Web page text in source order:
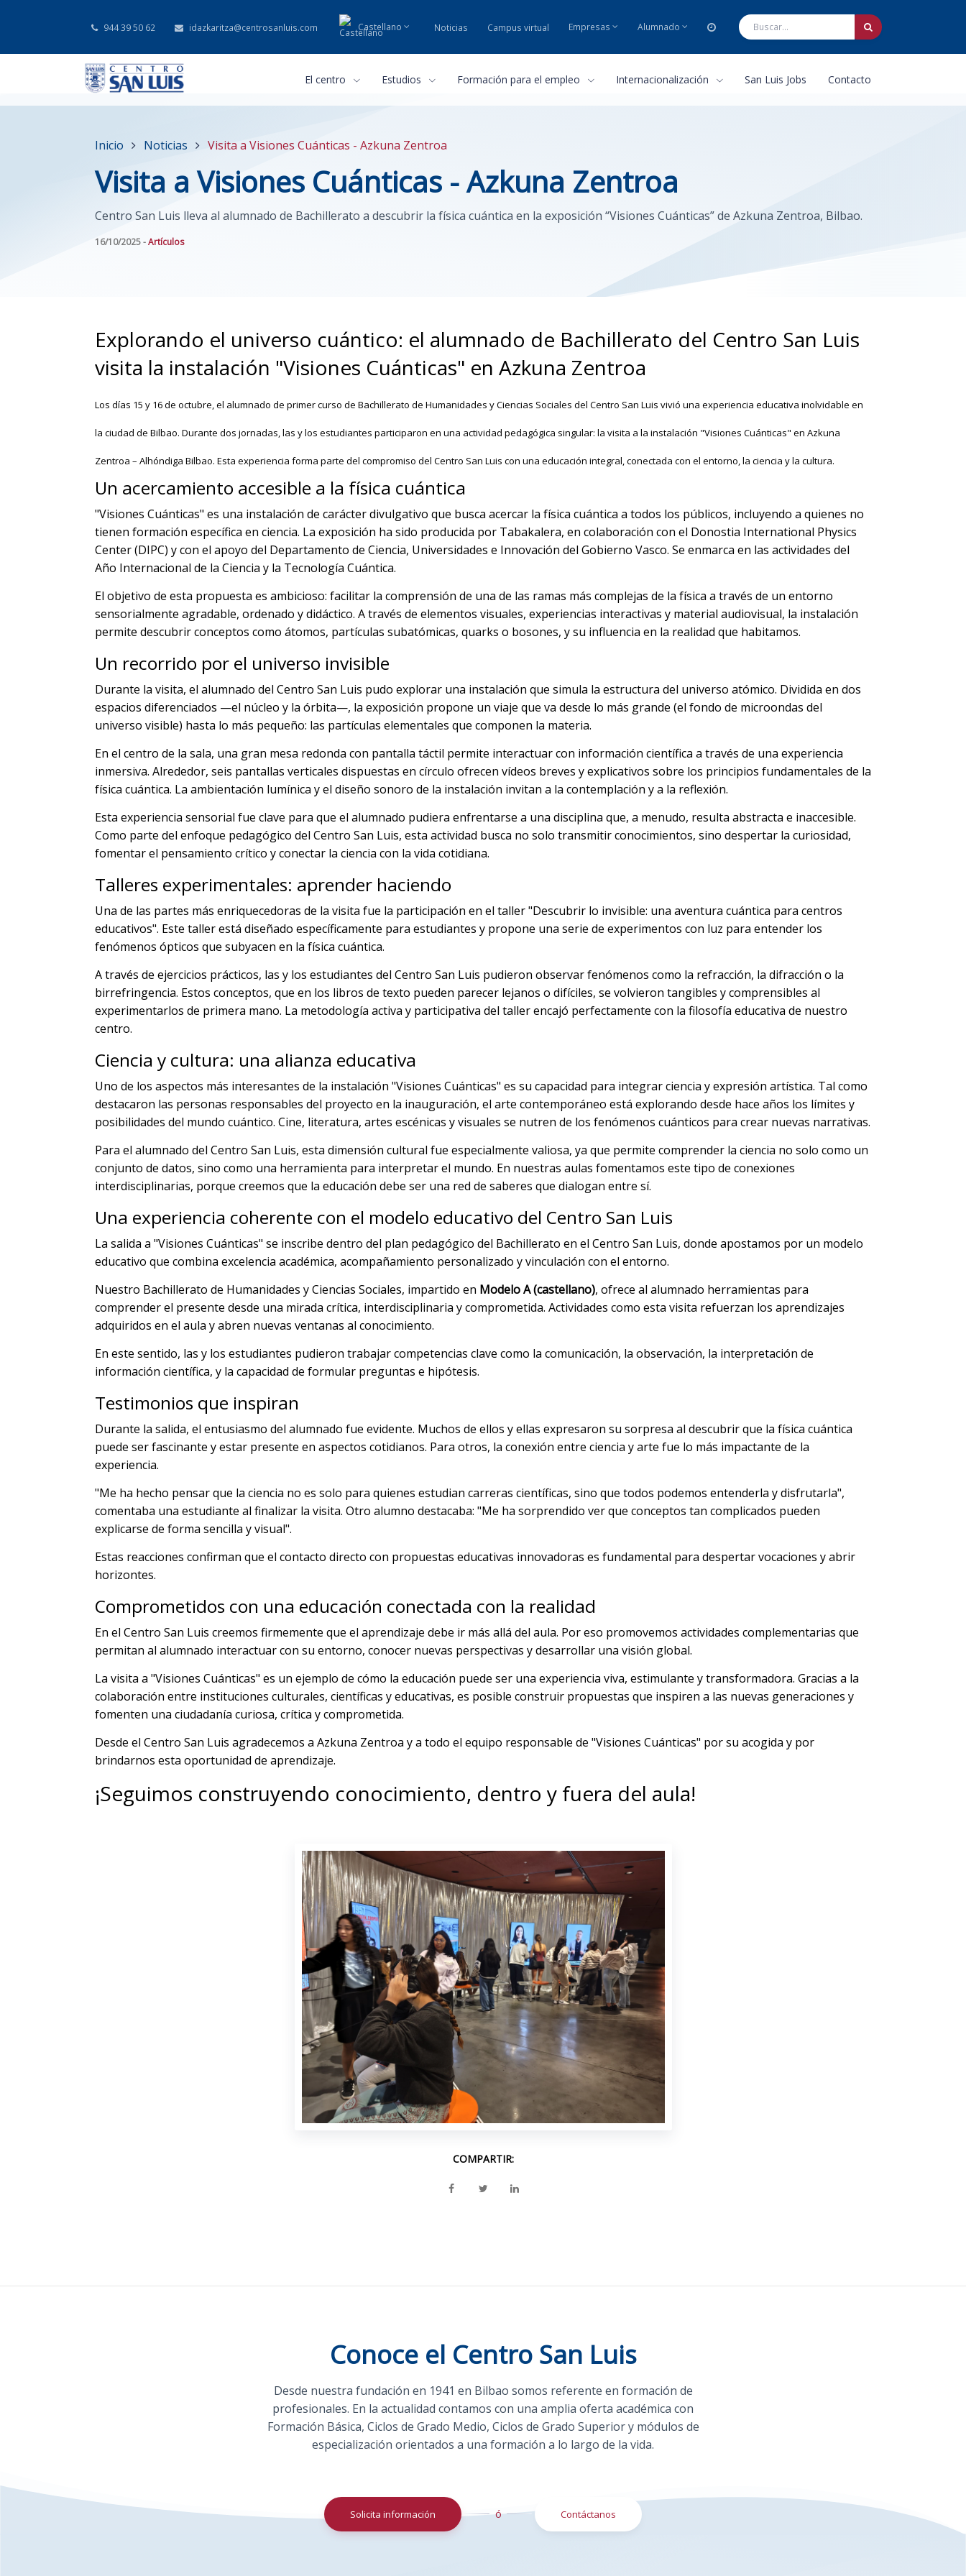
944 39 50 62 idazkaritza@centrosanluis.com Castellano Noticias Campus virtual Empresas Alumnado
El centro Estudios Formación para el empleo Internacionalización San Luis Jobs Contacto
Inicio Noticias Visita a Visiones Cuánticas - Azkuna Zentroa
Visita a Visiones Cuánticas - Azkuna Zentroa
Centro San Luis lleva al alumnado de Bachillerato a descubrir la física cuántica en la exposición “Visiones Cuánticas” de Azkuna Zentroa, Bilbao.
16/10/2025 -Artículos
Explorando el universo cuántico: el alumnado de Bachillerato del Centro San Luis
visita la instalación "Visiones Cuánticas" en Azkuna Zentroa
Los días 15 y 16 de octubre, el alumnado de primer curso de Bachillerato de Humanidades y Ciencias Sociales del Centro San Luis vivió una experiencia educativa inolvidable en
la ciudad de Bilbao. Durante dos jornadas, las y los estudiantes participaron en una actividad pedagógica singular: la visita a la instalación "Visiones Cuánticas" en Azkuna
Zentroa – Alhóndiga Bilbao. Esta experiencia forma parte del compromiso del Centro San Luis con una educación integral, conectada con el entorno, la ciencia y la cultura.
Un acercamiento accesible a la física cuántica
"Visiones Cuánticas" es una instalación de carácter divulgativo que busca acercar la física cuántica a todos los públicos, incluyendo a quienes no
tienen formación específica en ciencia. La exposición ha sido producida por Tabakalera, en colaboración con el Donostia International Physics
Center (DIPC) y con el apoyo del Departamento de Ciencia, Universidades e Innovación del Gobierno Vasco. Se enmarca en las actividades del
Año Internacional de la Ciencia y la Tecnología Cuántica.
El objetivo de esta propuesta es ambicioso: facilitar la comprensión de una de las ramas más complejas de la física a través de un entorno
sensorialmente agradable, ordenado y didáctico. A través de elementos visuales, experiencias interactivas y material audiovisual, la instalación
permite descubrir conceptos como átomos, partículas subatómicas, quarks o bosones, y su influencia en la realidad que habitamos.
Un recorrido por el universo invisible
Durante la visita, el alumnado del Centro San Luis pudo explorar una instalación que simula la estructura del universo atómico. Dividida en dos
espacios diferenciados —el núcleo y la órbita—, la exposición propone un viaje que va desde lo más grande (el fondo de microondas del
universo visible) hasta lo más pequeño: las partículas elementales que componen la materia.
En el centro de la sala, una gran mesa redonda con pantalla táctil permite interactuar con información científica a través de una experiencia
inmersiva. Alrededor, seis pantallas verticales dispuestas en círculo ofrecen vídeos breves y explicativos sobre los principios fundamentales de la
física cuántica. La ambientación lumínica y el diseño sonoro de la instalación invitan a la contemplación y a la reflexión.
Esta experiencia sensorial fue clave para que el alumnado pudiera enfrentarse a una disciplina que, a menudo, resulta abstracta e inaccesible.
Como parte del enfoque pedagógico del Centro San Luis, esta actividad busca no solo transmitir conocimientos, sino despertar la curiosidad,
fomentar el pensamiento crítico y conectar la ciencia con la vida cotidiana.
Talleres experimentales: aprender haciendo
Una de las partes más enriquecedoras de la visita fue la participación en el taller "Descubrir lo invisible: una aventura cuántica para centros
educativos". Este taller está diseñado específicamente para estudiantes y propone una serie de experimentos con luz para entender los
fenómenos ópticos que subyacen en la física cuántica.
A través de ejercicios prácticos, las y los estudiantes del Centro San Luis pudieron observar fenómenos como la refracción, la difracción o la
birrefringencia. Estos conceptos, que en los libros de texto pueden parecer lejanos o difíciles, se volvieron tangibles y comprensibles al
experimentarlos de primera mano. La metodología activa y participativa del taller encajó perfectamente con la filosofía educativa de nuestro
centro.
Ciencia y cultura: una alianza educativa
Uno de los aspectos más interesantes de la instalación "Visiones Cuánticas" es su capacidad para integrar ciencia y expresión artística. Tal como
destacaron las personas responsables del proyecto en la inauguración, el arte contemporáneo está explorando desde hace años los límites y
posibilidades del mundo cuántico. Cine, literatura, artes escénicas y visuales se nutren de los fenómenos cuánticos para crear nuevas narrativas.
Para el alumnado del Centro San Luis, esta dimensión cultural fue especialmente valiosa, ya que permite comprender la ciencia no solo como un
conjunto de datos, sino como una herramienta para interpretar el mundo. En nuestras aulas fomentamos este tipo de conexiones
interdisciplinarias, porque creemos que la educación debe ser una red de saberes que dialogan entre sí.
Una experiencia coherente con el modelo educativo del Centro San Luis
La salida a "Visiones Cuánticas" se inscribe dentro del plan pedagógico del Bachillerato en el Centro San Luis, donde apostamos por un modelo
educativo que combina excelencia académica, acompañamiento personalizado y vinculación con el entorno.
Nuestro Bachillerato de Humanidades y Ciencias Sociales, impartido en Modelo A (castellano), ofrece al alumnado herramientas para
comprender el presente desde una mirada crítica, interdisciplinaria y comprometida. Actividades como esta visita refuerzan los aprendizajes
adquiridos en el aula y abren nuevas ventanas al conocimiento.
En este sentido, las y los estudiantes pudieron trabajar competencias clave como la comunicación, la observación, la interpretación de
información científica, y la capacidad de formular preguntas e hipótesis.
Testimonios que inspiran
Durante la salida, el entusiasmo del alumnado fue evidente. Muchos de ellos y ellas expresaron su sorpresa al descubrir que la física cuántica
puede ser fascinante y estar presente en aspectos cotidianos. Para otros, la conexión entre ciencia y arte fue lo más impactante de la
experiencia.
"Me ha hecho pensar que la ciencia no es solo para quienes estudian carreras científicas, sino que todos podemos entenderla y disfrutarla",
comentaba una estudiante al finalizar la visita. Otro alumno destacaba: "Me ha sorprendido ver que conceptos tan complicados pueden
explicarse de forma sencilla y visual".
Estas reacciones confirman que el contacto directo con propuestas educativas innovadoras es fundamental para despertar vocaciones y abrir
horizontes.
Comprometidos con una educación conectada con la realidad
En el Centro San Luis creemos firmemente que el aprendizaje debe ir más allá del aula. Por eso promovemos actividades complementarias que
permitan al alumnado interactuar con su entorno, conocer nuevas perspectivas y desarrollar una visión global.
La visita a "Visiones Cuánticas" es un ejemplo de cómo la educación puede ser una experiencia viva, estimulante y transformadora. Gracias a la
colaboración entre instituciones culturales, científicas y educativas, es posible construir propuestas que inspiren a las nuevas generaciones y
fomenten una ciudadanía curiosa, crítica y comprometida.
Desde el Centro San Luis agradecemos a Azkuna Zentroa y a todo el equipo responsable de "Visiones Cuánticas" por su acogida y por
brindarnos esta oportunidad de aprendizaje.
¡Seguimos construyendo conocimiento, dentro y fuera del aula!
COMPARTIR:
Conoce el Centro San Luis
Desde nuestra fundación en 1941 en Bilbao somos referente en formación de
profesionales. En la actualidad contamos con una amplia oferta académica con
Formación Básica, Ciclos de Grado Medio, Ciclos de Grado Superior y módulos de
especialización orientados a una formación a lo largo de la vida.
Solicita información ó Contáctanos